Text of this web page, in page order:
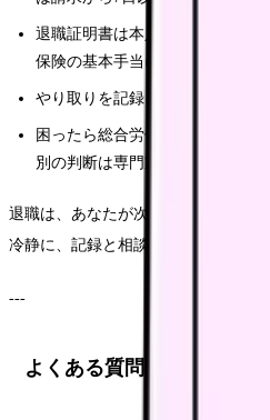
退職証明書は本人の請求で交付
保険の基本手当に必要。
やり取りを記録し、就業規則を
困ったら総合労働相談コーナー
別の判断は専門家に確認する。
退職は、あなたが次へ進むための正
冷静に、記録と相談を味方につけて
---
よくある質問